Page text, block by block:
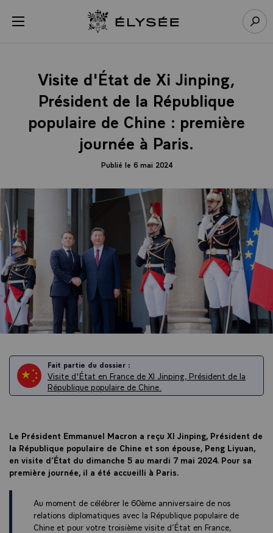
menu Retour à l’accueil Élysée
Visite d'État de Xi Jinping,
Président de la République
populaire de Chine : première
journée à Paris.
Publié le 6 mai 2024
Fait partie du dossier :
Visite d'État en France de XI Jinping, Président de la
République populaire de Chine.
Le Président Emmanuel Macron a reçu XI Jinping, Président de
la République populaire de Chine et son épouse, Peng Liyuan,
en visite d’État du dimanche 5 au mardi 7 mai 2024. Pour sa
première journée, il a été accueilli à Paris.
Au moment de célébrer le 60ème anniversaire de nos
relations diplomatiques avec la République populaire de
Chine et pour votre troisième visite d’État en France,
Panneau de gestion des cookies